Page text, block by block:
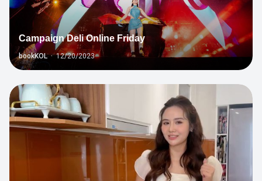
Campaign Deli Online Friday
bookKOL · 12/20/2023
7